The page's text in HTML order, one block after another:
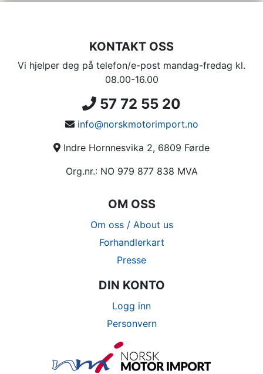
KONTAKT OSS
Vi hjelper deg på telefon/e-post mandag-fredag kl.
08.00-16.00
57 72 55 20
info@norskmotorimport.no
Indre Hornnesvika 2, 6809 Førde
Org.nr.: NO 979 877 838 MVA
OM OSS
Om oss / About us
Forhandlerkart
Presse
DIN KONTO
Logg inn
Personvern